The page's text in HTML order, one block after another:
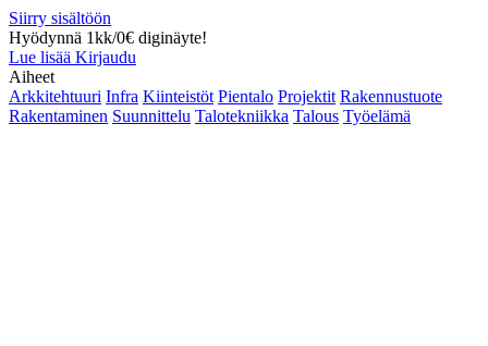
Siirry sisältöön
Hyödynnä 1kk/0€ diginäyte!
Lue lisää Kirjaudu
Aiheet
Arkkitehtuuri Infra Kiinteistöt Pientalo Projektit Rakennustuote
Rakentaminen Suunnittelu Talotekniikka Talous Työelämä